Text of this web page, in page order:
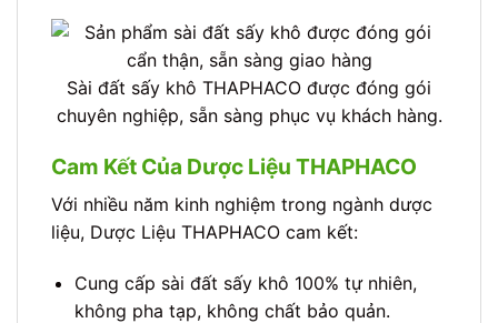
Sài đất sấy khô THAPHACO được đóng gói
chuyên nghiệp, sẵn sàng phục vụ khách hàng.
Cam Kết Của Dược Liệu THAPHACO
Với nhiều năm kinh nghiệm trong ngành dược
liệu, Dược Liệu THAPHACO cam kết:
Cung cấp sài đất sấy khô 100% tự nhiên,
không pha tạp, không chất bảo quản.